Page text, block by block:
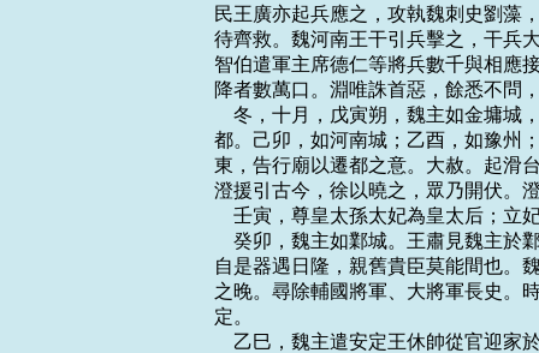
民王廣亦起兵應之，攻執魏刺史劉藻
待齊救。魏河南王干引兵擊之，干兵
智伯遣軍主席德仁等將兵數千與相應
降者數萬口。淵唯誅首惡，餘悉不問
冬，十月，戊寅朔，魏主如金墉
都。己卯，如河南城；乙酉，如豫州
東，告行廟以遷都之意。大赦。起滑
澄援引古今，徐以曉之，眾乃開伏。
壬寅，尊皇太孫太妃為皇太后；立
癸卯，魏主如鄴城。王肅見魏主
自是器遇日隆，親舊貴臣莫能間也。
之晚。尋除輔國將軍、大將軍長史。
定。
乙巳，魏主遣安定王休帥從官迎家